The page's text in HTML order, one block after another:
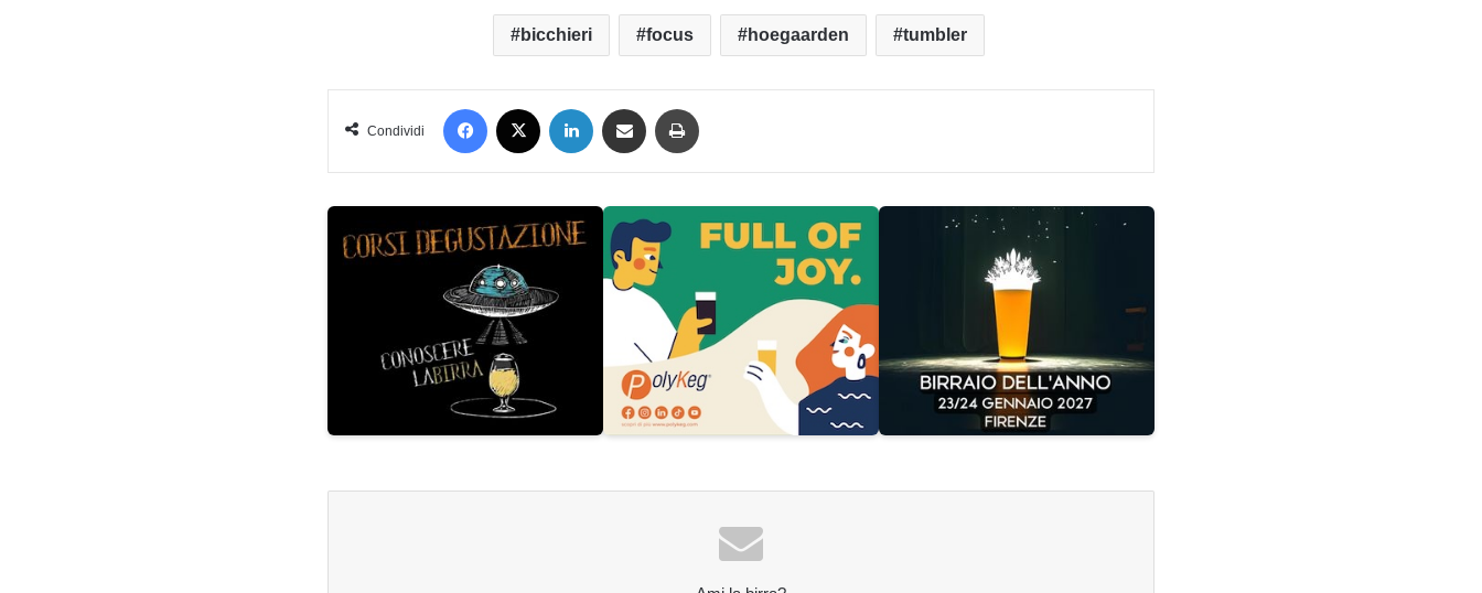
bicchieri focus hoegaarden tumbler
Condividi
Facebook LinkedIn Condividi via mail